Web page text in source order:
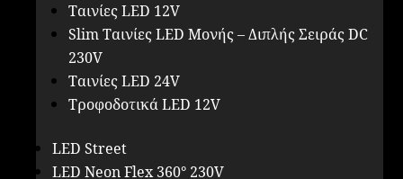
Ταινίες LED 12V
Slim Ταινίες LED Μονής – Διπλής Σειράς DC
230V
Ταινίες LED 24V
Τροφοδοτικά LED 12V
LED Street
LED Neon Flex 360° 230V